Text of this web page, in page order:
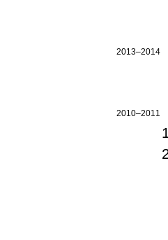
2013–2014
2010–2011